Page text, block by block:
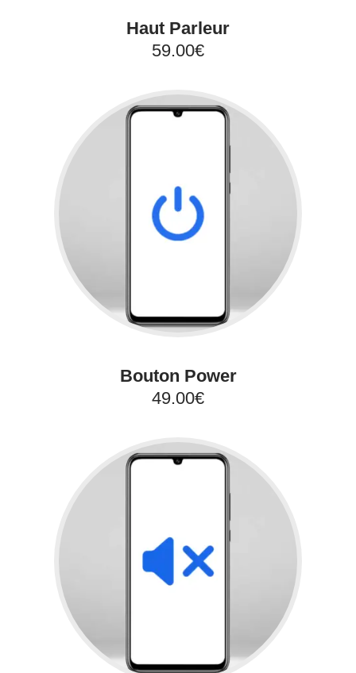
Haut Parleur
59.00€
Bouton Power
49.00€